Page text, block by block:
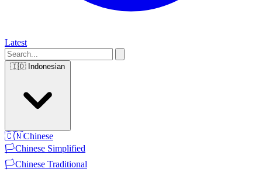
Latest
🇮🇩 Indonesian
🇨🇳Chinese
🏳️Chinese Simplified
🏳️Chinese Traditional